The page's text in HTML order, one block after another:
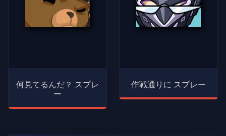
何見てるんだ？ スプレ
ー
作戦通りに スプレー